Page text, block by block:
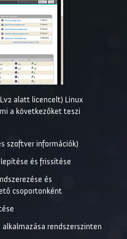
alatt licencelt) Linux
a következőket teszi
szoftver információk)
és frissítése
és
csoportonként
rendszerszinten